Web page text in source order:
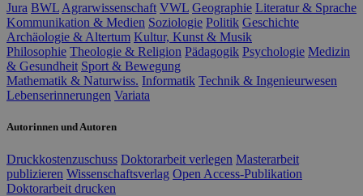
Jura BWL Agrarwissenschaft VWL Geographie Literatur & Sprache
Kommunikation & Medien Soziologie Politik Geschichte
Archäologie & Altertum Kultur, Kunst & Musik
Philosophie Theologie & Religion Pädagogik Psychologie Medizin
& Gesundheit Sport & Bewegung
Mathematik & Naturwiss. Informatik Technik & Ingenieurwesen
Lebenserinnerungen Variata
Autorinnen und Autoren
Druckkostenzuschuss Doktorarbeit verlegen Masterarbeit
publizieren Wissenschaftsverlag Open Access-Publikation
Doktorarbeit drucken